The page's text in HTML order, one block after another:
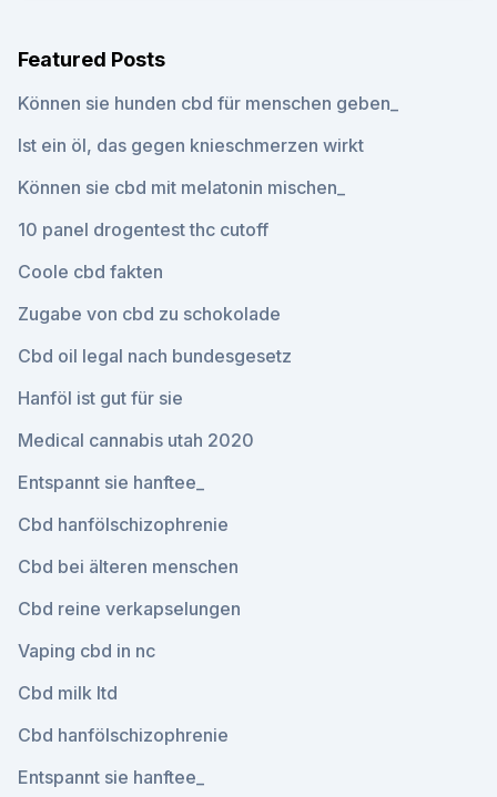
Featured Posts
Können sie hunden cbd für menschen geben_
Ist ein öl, das gegen knieschmerzen wirkt
Können sie cbd mit melatonin mischen_
10 panel drogentest thc cutoff
Coole cbd fakten
Zugabe von cbd zu schokolade
Cbd oil legal nach bundesgesetz
Hanföl ist gut für sie
Medical cannabis utah 2020
Entspannt sie hanftee_
Cbd hanfölschizophrenie
Cbd bei älteren menschen
Cbd reine verkapselungen
Vaping cbd in nc
Cbd milk ltd
Cbd hanfölschizophrenie
Entspannt sie hanftee_